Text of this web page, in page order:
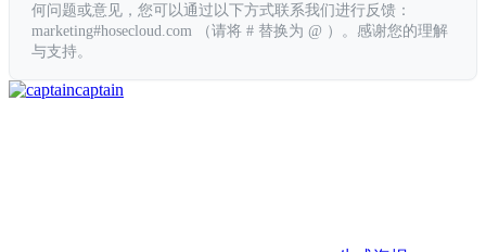
何问题或意见，您可以通过以下方式联系我们进行反馈：
marketing#hosecloud.com （请将 # 替换为 @ ）。感谢您的理解
与支持。
captain